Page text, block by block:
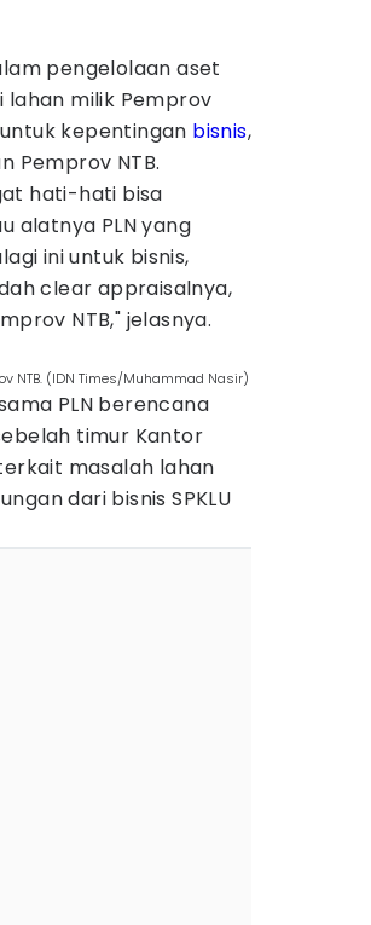
pengelolaan aset
lahan milik Pemprov
kepentingan bisnis,
Pemprov NTB.
hati-hati bisa
alatnya PLN yang
ini untuk bisnis,
clear appraisalnya,
NTB," jelasnya.
NTB. (IDN Times/Muhammad Nasir)
PLN berencana
timur Kantor
masalah lahan
dari bisnis SPKLU